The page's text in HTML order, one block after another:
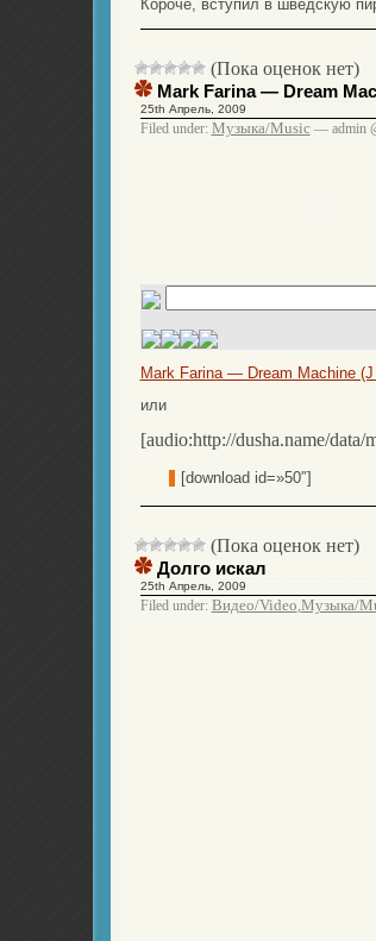
Короче, вступил в шведскую
(Пока оценок нет)
Mark Farina — Dream
25th Апрель, 2009
Filed under: Музыка/Music — admin
Mark Farina — Dream Machine
или
[audio:http://dusha.name/
[download id=»50″]
(Пока оценок нет)
Долго искал
25th Апрель, 2009
Filed under: Видео/Video Музыка/